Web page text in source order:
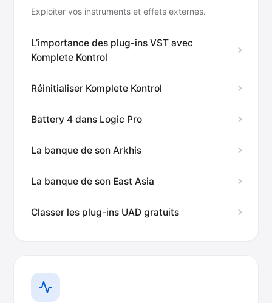
Exploiter vos instruments et effets externes.
L’importance des plug-ins VST avec
Komplete Kontrol
Réinitialiser Komplete Kontrol
Battery 4 dans Logic Pro
La banque de son Arkhis
La banque de son East Asia
Classer les plug-ins UAD gratuits